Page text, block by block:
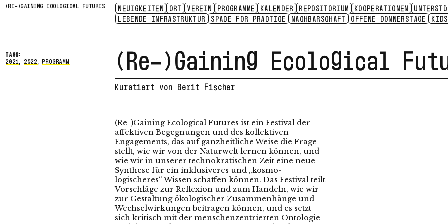
(RE-)GAINING ECOLOGICAL FUTURES NEUIGKEITEN
ORT
ZUGÄNGLICHKEIT GESCHICHTE RÄUMLICHE EXPERIMENTE WASSER HOSPITALITÄT
VEREIN
E.V. KONTAKT PRESSE PARTNER:INNEN AUSZEICHNUNGEN
PROGRAMME
LEBENDE INFRASTRUKTUR
SPACE FOR PRACTICE
NACHBARSCHAFT
OFFENE DONNERSTAGE
KALENDER REPOSITORIUM
KOOPERATIONEN
SENSING LOSS SITUATED CREATIVE PRACTICES FOR THE PLURIVERSE VHS KURSE
TAGS:
2021
2022 ,PROGRAMM (Re-)Gaining Ecological
Kuratiert von Berit Fischer
(Re-)Gaining Ecological Futures ist ein Festival der
affektiven Begegnungen und des kollektiven
Engagements, das auf ganzheitliche Weise die Frage
stellt, wie wir von der Naturwelt lernen können, und
wie wir in unserer technokratischen Zeit eine neue
Synthese für ein inklusiveres und „kosmo-
logischeres“ Wissen schaffen können. Das Festival teilt
Vorschläge zur Reflexion und zum Handeln, wie wir
zur Gestaltung ökologischer Zusammenhänge und
Wechselwirkungen beitragen können, und es setzt
sich kritisch mit der menschenzentrierten Ontologie